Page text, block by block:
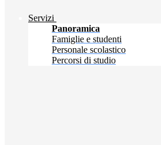
Servizi
Panoramica
Famiglie e studenti
Personale scolastico
Percorsi di studio